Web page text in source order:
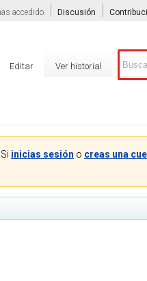
inicias sesión o creas una
accedido Discusión
Editar Ver historial